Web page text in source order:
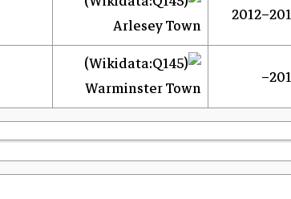
Arlesey Town
Warminster Town